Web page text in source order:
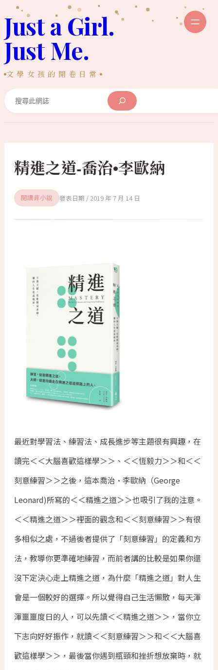
至
主
內
容
Just a Girl.
Just Me.
文學女孩的開卷日常
精進之道-喬治•李歐納
閱讀非小說 2019 年 7 月 14 日
最近對學習法、練習法、成長進步等主題很有興趣，在
讀完＜＜大腦喜歡這樣學＞＞、＜＜恆毅力＞＞和＜＜
刻意練習＞＞之後，這本喬治•李歐納（George
Leonard)所寫的＜＜精進之道＞＞也吸引了我的注意。
＜＜精進之道＞＞裡面的觀念和＜＜刻意練習＞＞有很
多相似之處，不過後者提供了「刻意練習」的定義和方
法，教導你更準確地練習，而前者講的比較是如果你還
沒下定決心走上精進之道，為什麼「精進之道」對人生
會是一個較好的選擇。所以覺得自己生活懶散，每天渾
渾噩噩度日的人，可以先讀＜＜精進之道＞＞，當你立
下志向好好振作，就讀＜＜刻意練習＞＞和＜＜大腦喜
歡這樣學＞＞，最後當你遇到瓶頸和挫折想放棄時，就